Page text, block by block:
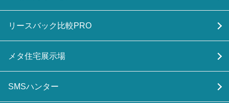
リースバック比較PRO
メタ住宅展示場
SMSハンター